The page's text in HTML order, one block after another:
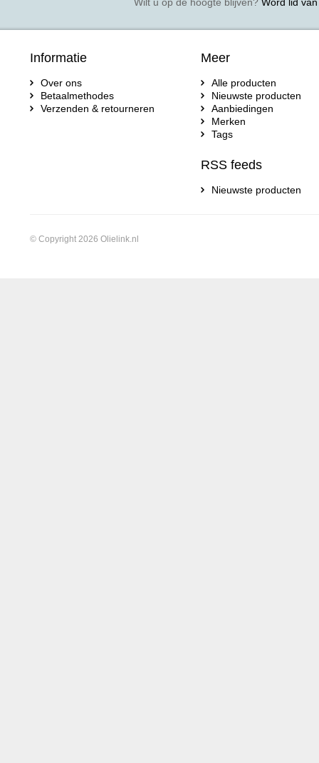
Informatie
Over ons
Betaalmethodes
Verzenden & retourneren
Meer
Alle producten
Nieuwste producten
Aanbiedingen
Merken
Tags
RSS feeds
Nieuwste producten
© Copyright 2026 Olielink.nl